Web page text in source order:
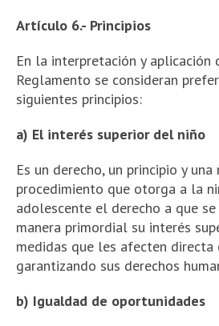
Artículo 6.- Principios
En la interpretación y aplicación
Reglamento se consideran
siguientes principios:
a) El interés superior del niño
Es un derecho, un principio y una
procedimiento que otorga a la
adolescente el derecho a que
manera primordial su interés
medidas que les afecten directa
garantizando sus derechos
b) Igualdad de oportunidades